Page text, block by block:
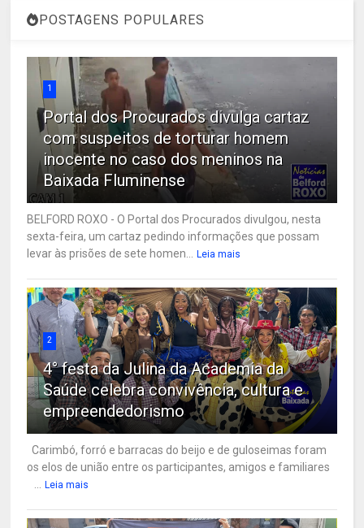
POSTAGENS POPULARES
1
Portal dos Procurados divulga cartaz
com suspeitos de torturar homem
inocente no caso dos meninos na
Baixada Fluminense
BELFORD ROXO - O Portal dos Procurados divulgou, nesta
sexta-feira, um cartaz pedindo informações que possam
levar às prisões de sete homen...
Leia mais
2
4° festa da Julina da Academia da
Saúde celebra convivência, cultura e
empreendedorismo
Carimbó, forró e barracas do beijo e de guloseimas foram
os elos de união entre os participantes, amigos e familiares
Leia mais